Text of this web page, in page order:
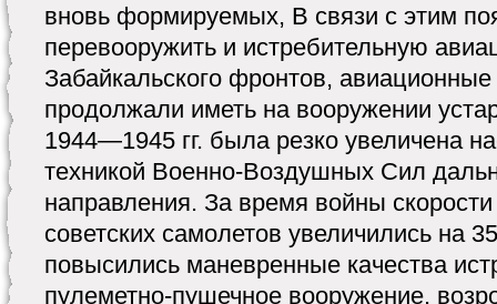
вновь формируемых, В связи с этим
перевооружить и истребительную
Забайкальского фронтов, авиационные
продолжали иметь на вооружении
1944—1945 гг. была резко увеличена
техникой Военно-Воздушных Сил
направления. За время войны скорости
советских самолетов увеличились на
повысились маневренные качества
пулеметно-пушечное вооружение,